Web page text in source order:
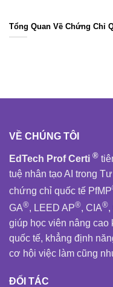
Tổng Quan Về Chứng Chỉ
VỀ CHÚNG TÔI
EdTech Prof Certi ®
tuệ nhân tạo AI trong
chứng chỉ quốc tế PfMP
GA®, LEED AP®, CIA®,
giúp học viên nâng
quốc tế, khẳng định
cơ hội việc làm cũng
ĐỐI TÁC